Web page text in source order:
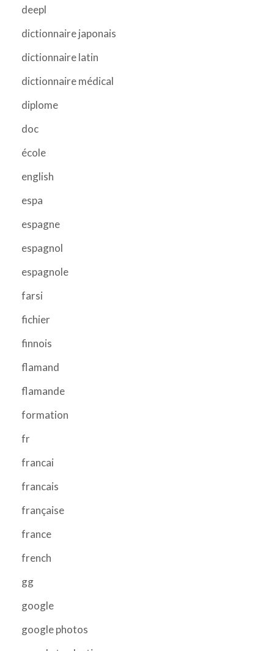
deepl
dictionnaire japonais
dictionnaire latin
dictionnaire médical
diplome
doc
école
english
espa
espagne
espagnol
espagnole
farsi
fichier
finnois
flamand
flamande
formation
fr
francai
francais
française
france
french
gg
google
google photos